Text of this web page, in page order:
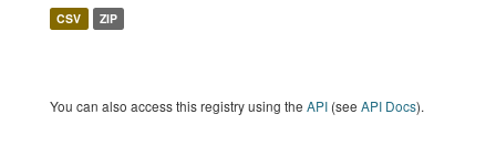
CSV ZIP
You can also access this registry using the API (see API Docs).